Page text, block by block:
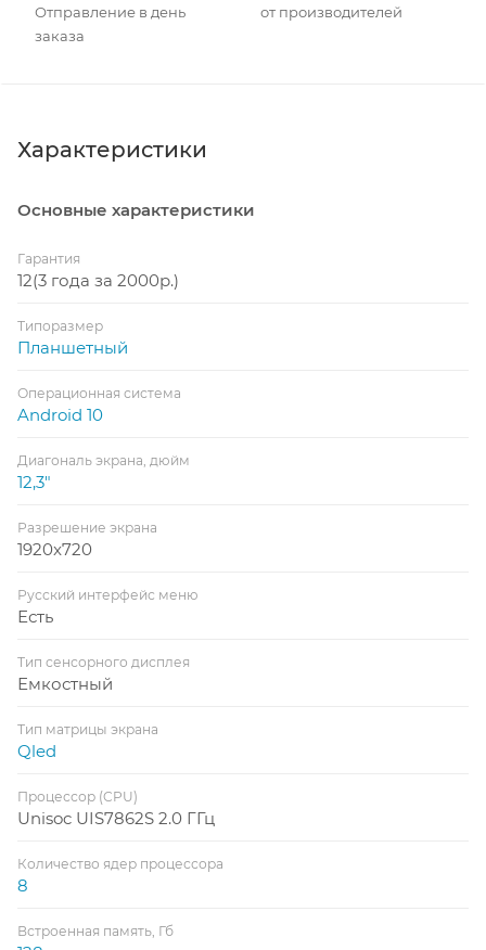
Отправление в день
заказа
от производителей
Характеристики
Основные характеристики
Гарантия
12(3 года за 2000р.)
Типоразмер
Планшетный
Операционная система
Android 10
Диагональ экрана, дюйм
12,3"
Разрешение экрана
1920x720
Русский интерфейс меню
Есть
Тип сенсорного дисплея
Емкостный
Тип матрицы экрана
Qled
Процессор (CPU)
Unisoc UIS7862S 2.0 ГГц
Количество ядер процессора
8
Встроенная память, Гб